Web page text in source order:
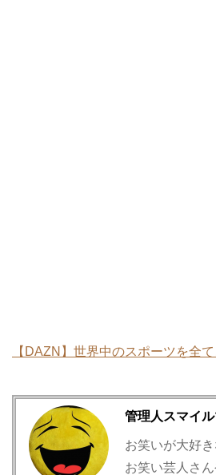
【DAZN】世界中のスポーツを全
管理人スマイ
お笑いが大好き
お笑い芸人さ